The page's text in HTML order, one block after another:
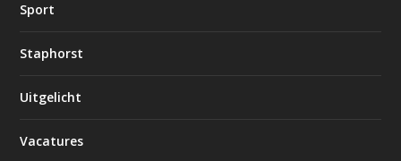
Sport
Staphorst
Uitgelicht
Vacatures